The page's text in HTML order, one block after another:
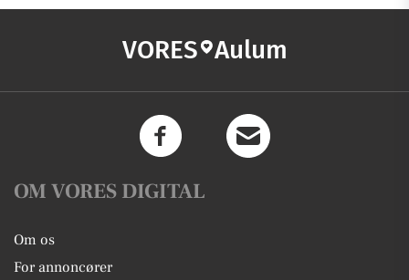
VORES Aulum
OM VORES DIGITAL
Om os
For annoncører